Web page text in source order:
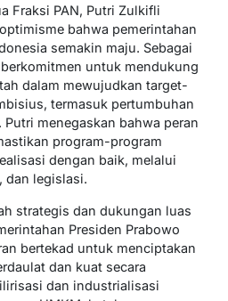
Fraksi PAN, Putri Zulkifli
bahwa pemerintahan
semakin maju. Sebagai
untuk mendukung
dalam mewujudkan target-
termasuk pertumbuhan
menegaskan bahwa peran
program-program
dengan baik, melalui
dan legislasi.
strategis dan dukungan luas
Presiden Prabowo
bertekad untuk menciptakan
dan kuat secara
dan industrialisasi